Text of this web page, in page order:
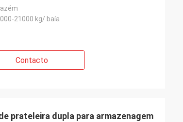
21000 kg/ baía
Contacto
prateleira dupla para armazenagem